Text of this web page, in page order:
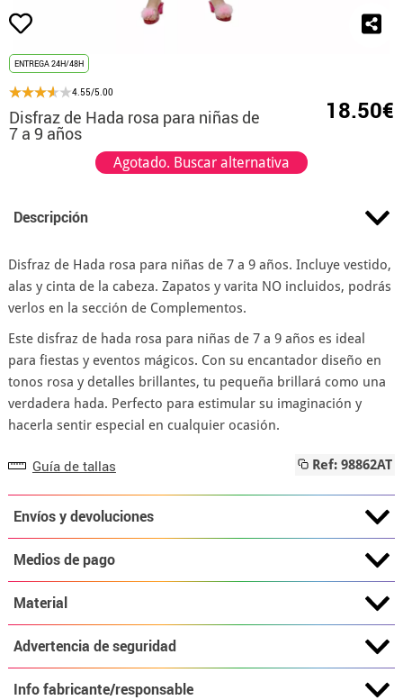
ENTREGA 24H/48H
4.55/5.00
Disfraz de Hada rosa para niñas de
7 a 9 años
18.50€
Agotado. Buscar alternativa
Descripción
Disfraz de Hada rosa para niñas de 7 a 9 años. Incluye vestido,
alas y cinta de la cabeza. Zapatos y varita NO incluidos, podrás
verlos en la sección de Complementos.
Este disfraz de hada rosa para niñas de 7 a 9 años es ideal
para fiestas y eventos mágicos. Con su encantador diseño en
tonos rosa y detalles brillantes, tu pequeña brillará como una
verdadera hada. Perfecto para estimular su imaginación y
hacerla sentir especial en cualquier ocasión.
Guía de tallas Ref: 98862AT
Envíos y devoluciones
Medios de pago
Material
Advertencia de seguridad
Info fabricante/responsable